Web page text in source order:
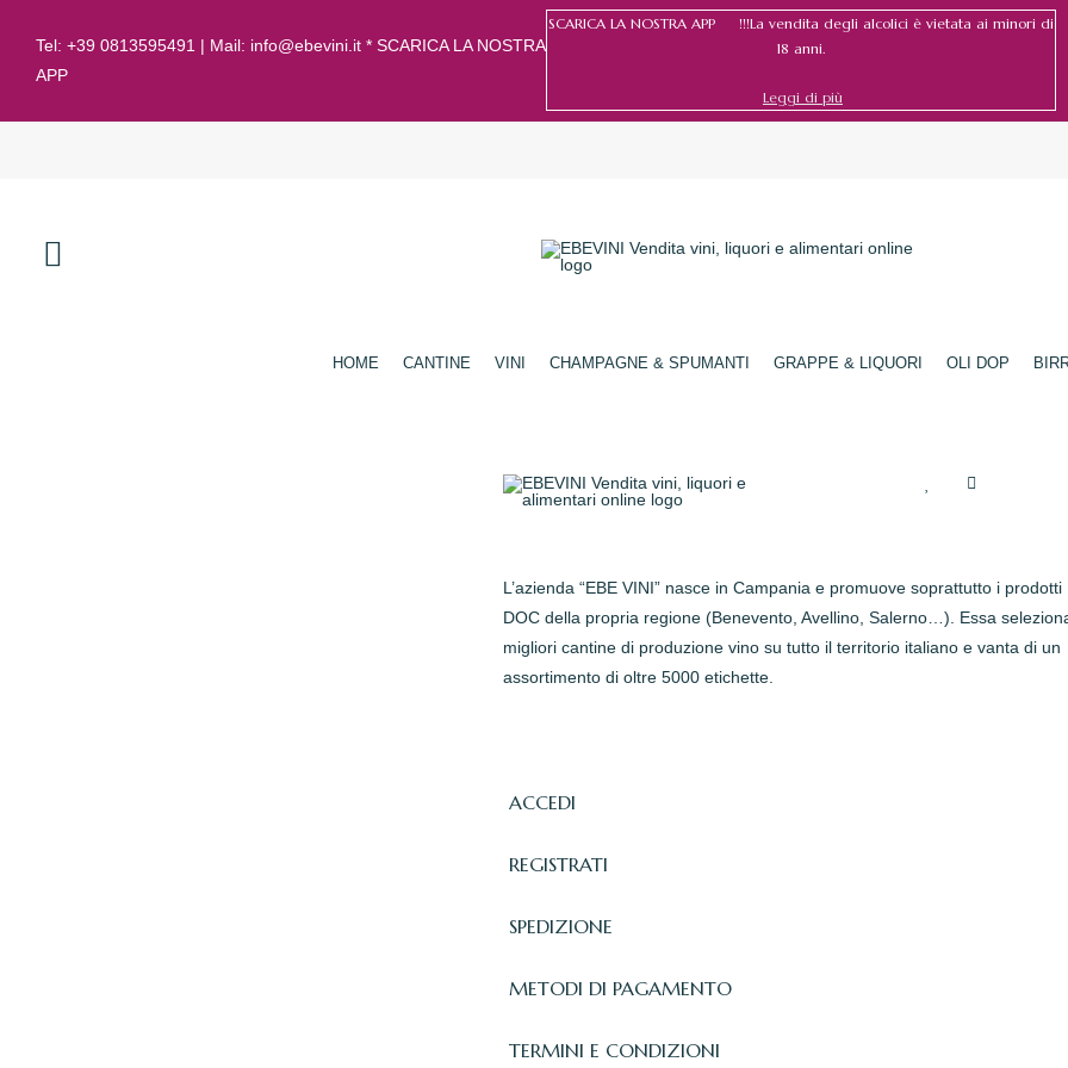
Tel: +39 0813595491 | Mail: info@ebevini.it * SCARICA LA NOSTRA
APP
SCARICA LA NOSTRA APP !!!La vendita degli alcolici è vietata ai minori di
18 anni.
Leggi di più
HOME CANTINE VINI CHAMPAGNE & SPUMANTI GRAPPE & LIQUORI OLI DOP
L’azienda “EBE VINI” nasce in Campania e promuove soprattutto i prodotti
DOC della propria regione (Benevento, Avellino, Salerno…). Essa
migliori cantine di produzione vino su tutto il territorio italiano e vanta di un
assortimento di oltre 5000 etichette.
ACCEDI
REGISTRATI
SPEDIZIONE
METODI DI PAGAMENTO
TERMINI E CONDIZIONI